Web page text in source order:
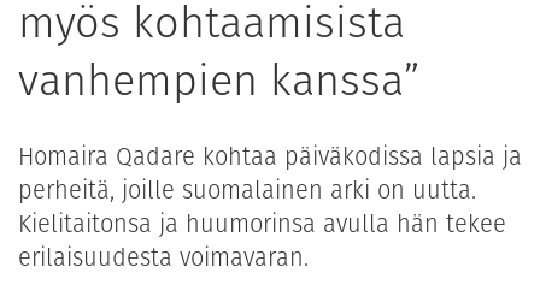
myös kohtaamisista
vanhempien kanssa”
Homaira Qadare kohtaa päiväkodissa lapsia ja
perheitä, joille suomalainen arki on uutta.
Kielitaitonsa ja huumorinsa avulla hän tekee
erilaisuudesta voimavaran.